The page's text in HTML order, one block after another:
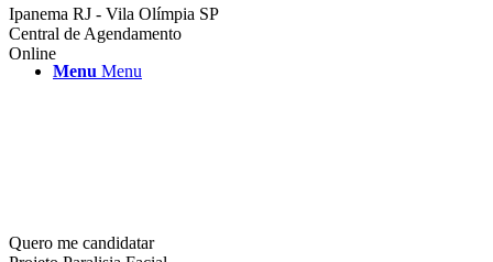
Menu Menu
Ipanema RJ - Vila Olímpia SP
Central de Agendamento
Online
Quero me candidatar